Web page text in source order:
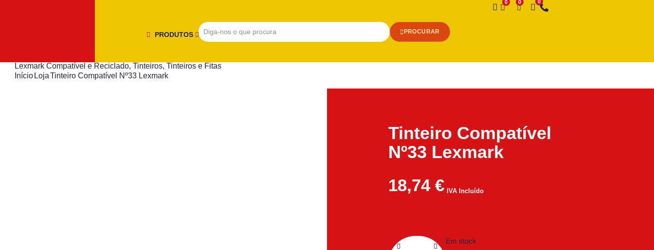
PRODUTOS PROCURAR
Desejo
Lexmark Compatível e Reciclado, Tinteiros, Tinteiros e Fitas
Início LojaTinteiro Compatível Nº33 Lexmark
Tinteiro Compatível
Nº33 Lexmark
18,74 € IVA Incluído
Em stock